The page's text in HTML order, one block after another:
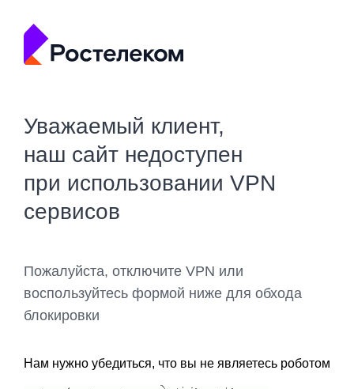
Уважаемый клиент,
наш сайт недоступен
при использовании VPN
сервисов
Пожалуйста, отключите VPN или
воспользуйтесь формой ниже для обхода
блокировки
Нам нужно убедиться, что вы не являетесь роботом